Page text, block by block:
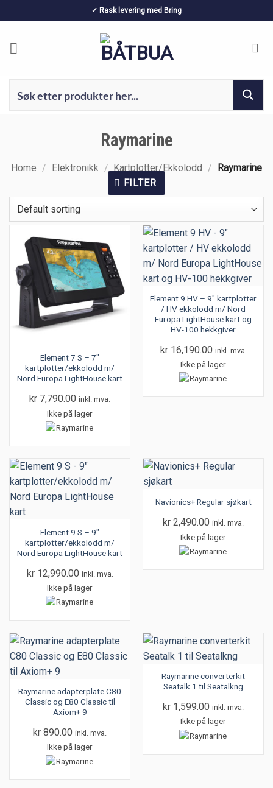
to
✓ Rask levering med Bring
Raymarine
Home / Elektronikk / Kartplotter/Ekkolodd /
Raymarine
FILTER
Element 7 S – 7″
kartplotter/ekkolodd m/
Nord Europa LightHouse kart
kr 7,790.00 inkl. mva.
Ikke på lager
Element 9 HV – 9″ kartplotter
/ HV ekkolodd m/ Nord
Europa LightHouse kart og
HV-100 hekkgiver
kr16,190.00 inkl. mva.
Ikke på lager
Element 9 S – 9″
kartplotter/ekkolodd m/
Nord Europa LightHouse kart
kr12,990.00 inkl. mva.
Ikke på lager
Navionics+ Regular sjøkart
kr 2,490.00 inkl. mva.
Ikke på lager
Raymarine adapterplate C80
Classic og E80 Classic til
Axiom+ 9
kr 890.00 inkl. mva.
Ikke på lager
Raymarine converterkit
Seatalk 1 til Seatalkng
kr 1,599.00 inkl. mva.
Ikke på lager